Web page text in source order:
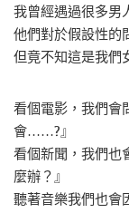
我曾經遇過很多男
他們對於假設性的
但竟不知這是我們
看個電影，我們會
會……?』
看個新聞，我們也
麼辦？』
聽著音樂我們也會